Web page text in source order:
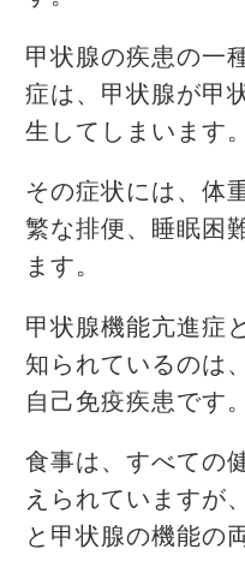
甲状腺の疾患の一
症は、甲状腺が甲
生してしまいます。
その症状には、体
繁な排便、睡眠困
ます。
甲状腺機能亢進症
知られているのは
自己免疫疾患です。
食事は、すべての
えられていますが
と甲状腺の機能の